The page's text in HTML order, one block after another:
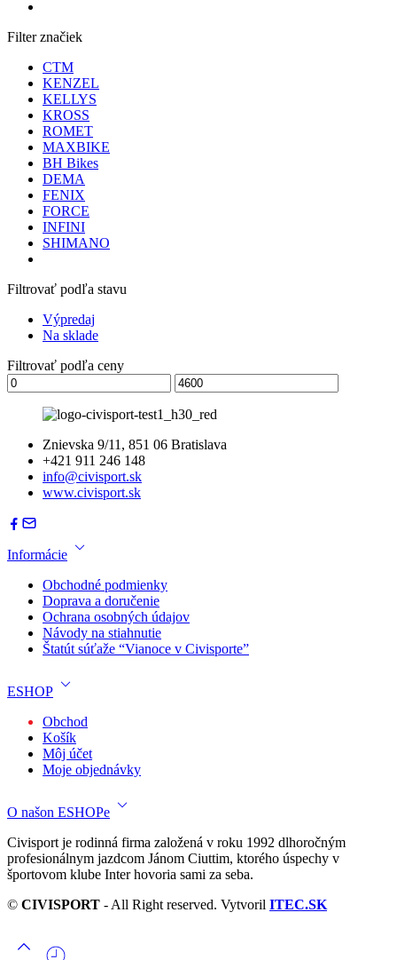
Filter značiek
CTM
KENZEL
KELLYS
KROSS
ROMET
MAXBIKE
BH Bikes
DEMA
FENIX
FORCE
INFINI
SHIMANO
Filtrovať podľa stavu
Výpredaj
Na sklade
Filtrovať podľa ceny
Znievska 9/11, 851 06 Bratislava
+421 911 246 148
info@civisport.sk
www.civisport.sk
Informácie
Obchodné podmienky
Doprava a doručenie
Ochrana osobných údajov
Návody na stiahnutie
Štatút súťaže “Vianoce v Civisporte”
ESHOP
Obchod
Košík
Môj účet
Moje objednávky
O našon ESHOPe
Civisport je rodinná firma založená v roku 1992 dlhoročným
profesionálnym jazdcom Jánom Ciuttim, ktorého úspechy v
športovom klube Inter hovoria sami za seba.
© CIVISPORT - All Right reserved. Vytvoril ITEC.SK